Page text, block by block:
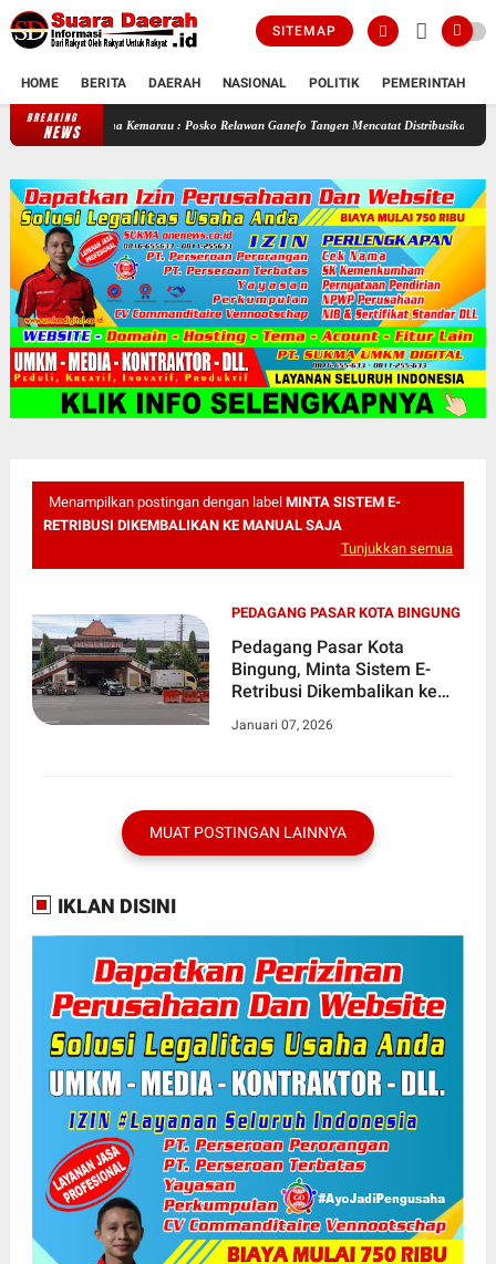
SITEMAP
HOME BERITA DAERAH NASIONAL POLITIK PEMERINTAH
BREAKING
NEWS
Selama Kemarau : Posko Relawan Ganefo Tangen Mencatat Distribusikan 90 Tangki
Menampilkan postingan dengan label MINTA SISTEM E-
RETRIBUSI DIKEMBALIKAN KE MANUAL SAJA
Tunjukkan semua
PEDAGANG PASAR KOTA BINGUNG
Pedagang Pasar Kota
Bingung, Minta Sistem E-
Retribusi Dikembalikan ke
Januari 07, 2026
MUAT POSTINGAN LAINNYA
IKLAN DISINI